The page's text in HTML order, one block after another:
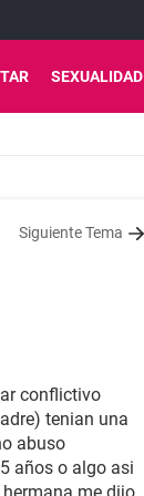
SEXUALIDAD
Siguiente Tema
conflictivo
tenian una
abuso
años o algo asi